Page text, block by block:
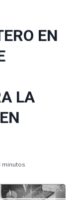
EN
LA
minutos